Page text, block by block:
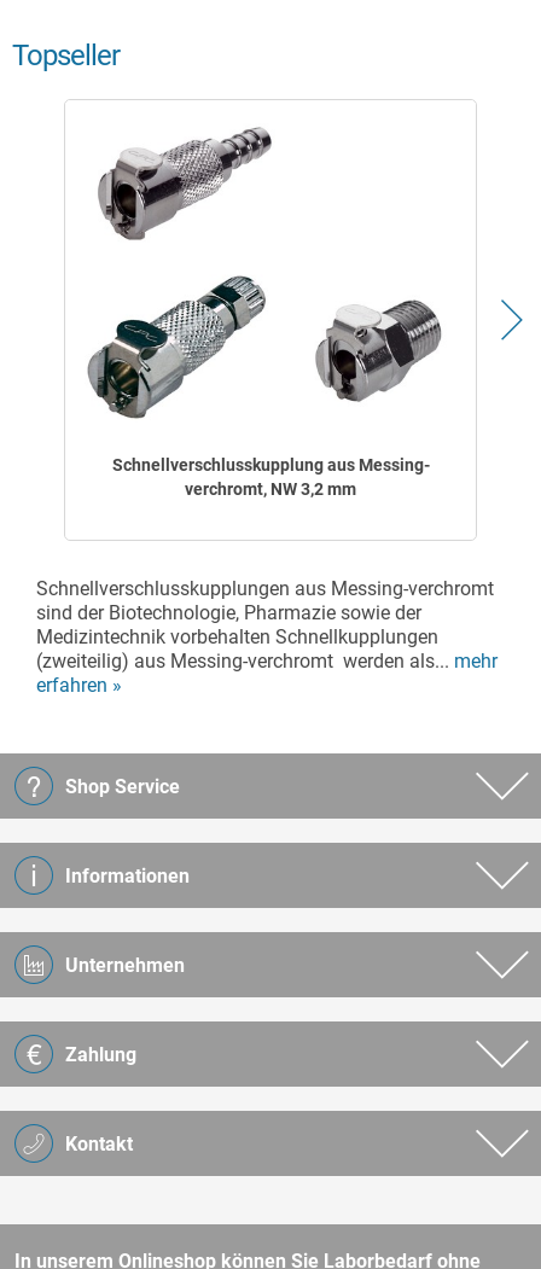
Topseller
Schnellverschlusskupplung aus Messing-
verchromt, NW 3,2 mm
Schnellverschlusskupplungen aus Messing-verchromt
sind der Biotechnologie, Pharmazie sowie der
Medizintechnik vorbehalten Schnellkupplungen
(zweiteilig) aus Messing-verchromt werden als... mehr
erfahren »
Kontakt
Shop Service
Informationen
Unternehmen
Zahlung
In unserem Onlineshop können Sie Laborbedarf ohne